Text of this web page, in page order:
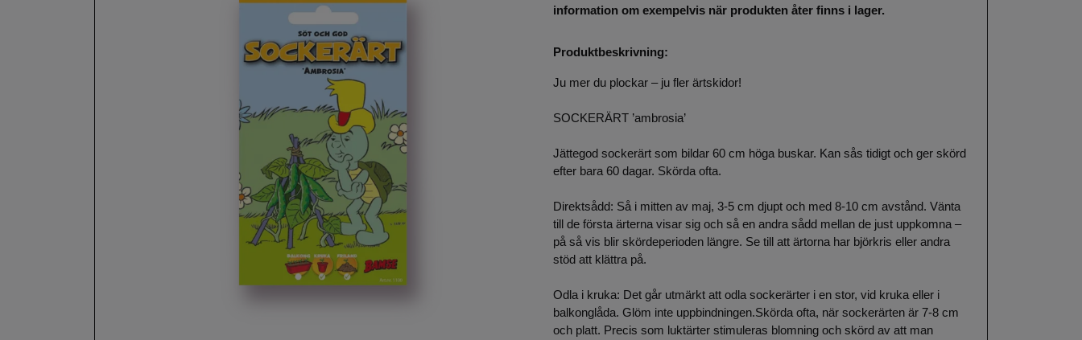
information om exempelvis när produkten åter finns i lager.
Produktbeskrivning:
Ju mer du plockar – ju fler ärtskidor!
SOCKERÄRT ’ambrosia’
Jättegod sockerärt som bildar 60 cm höga buskar. Kan sås tidigt och ger skörd
efter bara 60 dagar. Skörda ofta.
Direktsådd: Så i mitten av maj, 3-5 cm djupt och med 8-10 cm avstånd. Vänta
till de första ärterna visar sig och så en andra sådd mellan de just uppkomna –
på så vis blir skördeperioden längre. Se till att ärtorna har björkris eller andra
stöd att klättra på.
Odla i kruka: Det går utmärkt att odla sockerärter i en stor, vid kruka eller i
balkonglåda. Glöm inte uppbindningen.Skörda ofta, när sockerärten är 7-8 cm
och platt. Precis som luktärter stimuleras blomning och skörd av att man